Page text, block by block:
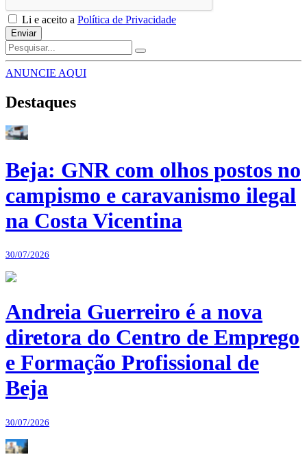
Li e aceito a Política de Privacidade
Enviar
ANUNCIE AQUI
Destaques
Beja: GNR com olhos postos no
campismo e caravanismo ilegal
na Costa Vicentina
30/07/2026
Andreia Guerreiro é a nova
diretora do Centro de Emprego
e Formação Profissional de
Beja
30/07/2026